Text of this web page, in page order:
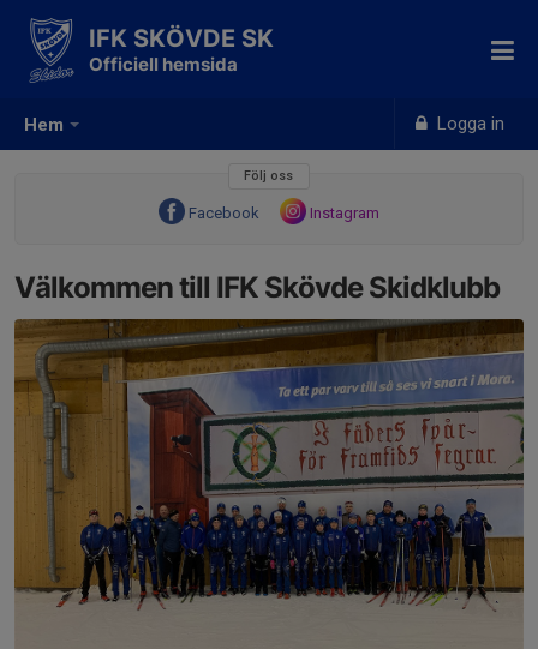
Hem Logga in
IFK SKÖVDE SK
Officiell hemsida
Följ oss
Facebook Instagram
Välkommen till IFK Skövde Skidklubb